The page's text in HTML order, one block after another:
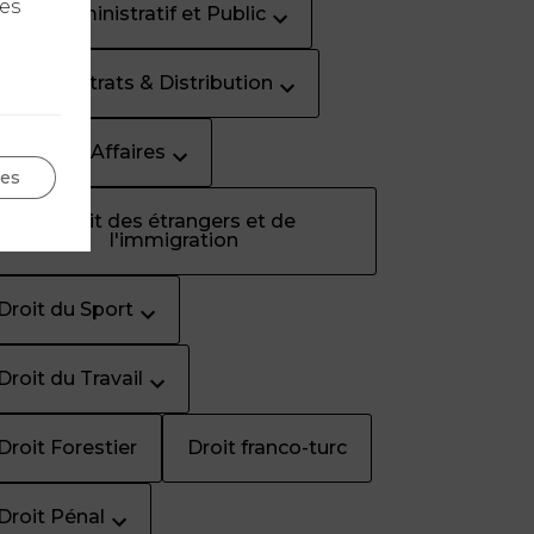
Droit Administratif et Public
Droit Contrats & Distribution
des Affaires
Droit des étrangers et de
l'immigration
Droit du Sport
Droit du Travail
Droit Forestier Droit franco-turc
Droit Pénal